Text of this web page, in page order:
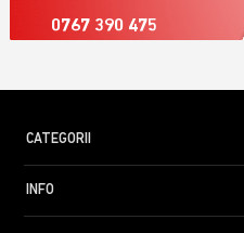
0767 390 475
CATEGORII
INFO